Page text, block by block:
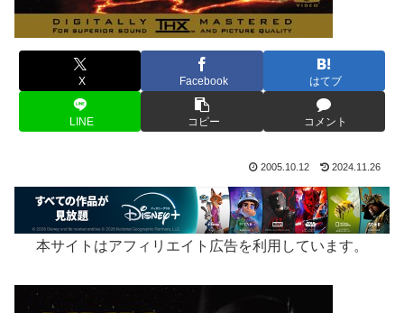
X Facebook はてブ
LINE コピー コメント
2005.10.12 2024.11.26
本サイトはアフィリエイト広告を利用しています。